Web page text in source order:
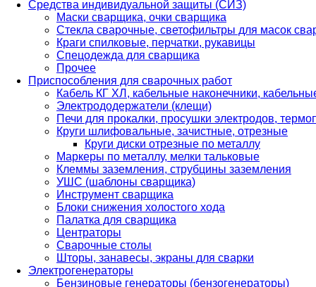
Средства индивидуальной защиты (СИЗ)
Маски сварщика, очки сварщика
Стекла сварочные, светофильтры для масок
Краги спилковые, перчатки, рукавицы
Спецодежда для сварщика
Прочее
Приспособления для сварочных работ
Кабель КГ ХЛ, кабельные наконечники,
Электрододержатели (клещи)
Печи для прокалки, просушки электродов,
Круги шлифовальные, зачистные, отрезные
Круги диски отрезные по металлу
Маркеры по металлу, мелки тальковые
Клеммы заземления, струбцины заземления
УШС (шаблоны сварщика)
Инструмент сварщика
Блоки снижения холостого хода
Палатка для сварщика
Центраторы
Сварочные столы
Шторы, занавесы, экраны для сварки
Электрогенераторы
Бензиновые генераторы (бензогенераторы)